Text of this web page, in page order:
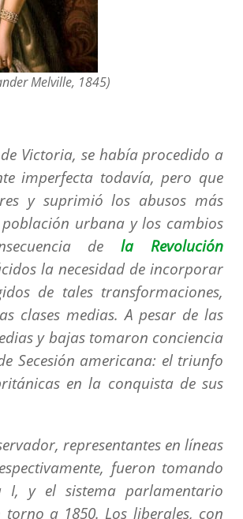
Melville, 1845)
Victoria, se había procedido a
imperfecta todavía, pero que
y suprimió los abusos más
urbana y los cambios
dela Revolución
la necesidad de incorporar
de tales transformaciones,
clases medias. A pesar de las
y bajas tomaron conciencia
Secesión americana: el triunfo
en la conquista de sus
representantes en líneas
fueron tomando
y el sistema parlamentario
a 1850. Los liberales, con